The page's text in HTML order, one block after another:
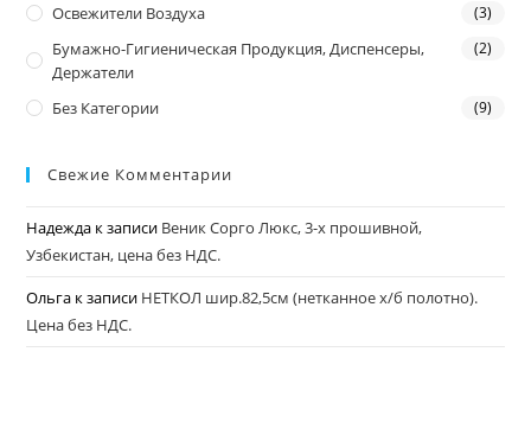
Освежители Воздуха (3)
Бумажно-Гигиеническая Продукция, Диспенсеры,
Держатели
(2)
Без Категории (9)
Свежие Комментарии
Надежда к записи Веник Сорго Люкс, 3-х прошивной,
Узбекистан, цена без НДС.
Ольга к записи НЕТКОЛ шир.82,5см (нетканное х/б полотно).
Цена без НДС.